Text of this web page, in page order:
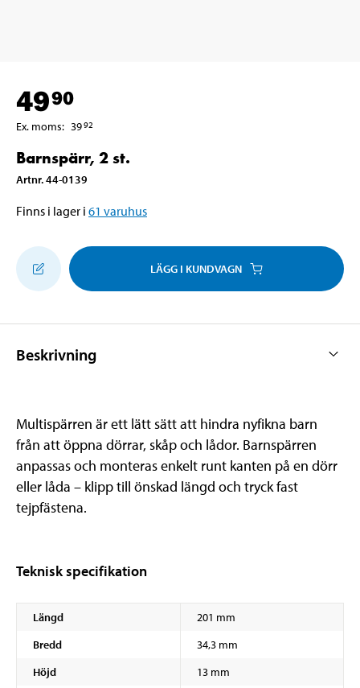
4990
Ex. moms: 3992
Barnspärr, 2 st.
Artnr.44-0139
Finns i lager i 61 varuhus
LÄGG I KUNDVAGN
Beskrivning
Multispärren är ett lätt sätt att hindra nyfikna barn
från att öppna dörrar, skåp och lådor. Barnspärren
anpassas och monteras enkelt runt kanten på en dörr
eller låda – klipp till önskad längd och tryck fast
tejpfästena.
Teknisk specifikation
Längd
201 mm
Bredd
34,3 mm
Höjd
13 mm